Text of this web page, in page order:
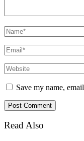
Save my name,
Read Also